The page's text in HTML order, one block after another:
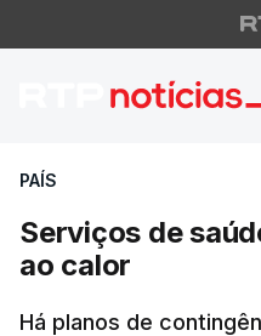
Serviços
PAÍS
Serviços de
ao calor
Há planos de